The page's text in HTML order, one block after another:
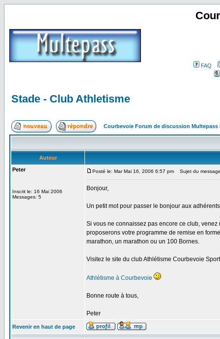
FAQ
Stade - Club Athletisme
Courbevoie Forum de discussion Multepass
Auteur
Peter
Inscrit le: 16 Mai 2006
Messages: 5
Posté le: Mar Mai 16, 2006 6:57 pm Sujet du
Bonjour,
Un petit mot pour passer le bonjour aux
Si vous ne connaissez pas encore ce club,
proposerons votre programme de remise en
marathon, un marathon ou un 100 Bornes.
Visitez le site du club Athlétisme Courbevoie
Athlétisme à Courbevoie
Bonne route à tous,
Peter
Revenir en haut de page